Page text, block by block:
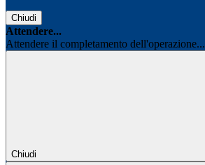
Chiudi
Attendere...
Attendere il completamento dell'operazione...
Chiudi